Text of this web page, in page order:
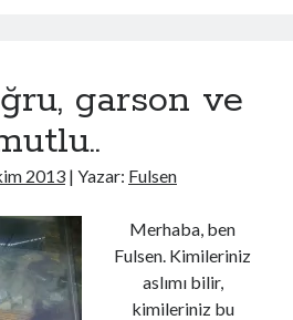
garson ve
2013 | Yazar: Fulsen
Merhaba, ben
Fulsen. Kimileriniz
aslımı bilir,
kimileriniz bu